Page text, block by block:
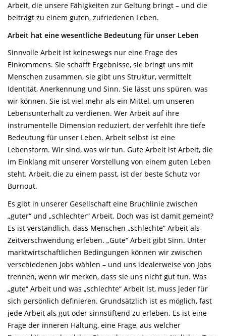
Arbeit, die unsere Fähigkeiten zur Geltung bringt – und die
beiträgt zu einem guten, zufriedenen Leben.
Arbeit hat eine wesentliche Bedeutung für unser Leben
Sinnvolle Arbeit ist keineswegs nur eine Frage des
Einkommens. Sie schafft Ergebnisse, sie bringt uns mit
Menschen zusammen, sie gibt uns Struktur, vermittelt
Identität, Anerkennung und Sinn. Sie lässt uns spüren, was
wir können. Sie ist viel mehr als ein Mittel, um unseren
Lebensunterhalt zu verdienen. Wer Arbeit auf ihre
instrumentelle Dimension reduziert, der verfehlt ihre tiefe
Bedeutung für unser Leben. Arbeit selbst ist eine
Lebensform. Wir sind, was wir tun. Gute Arbeit ist Arbeit, die
im Einklang mit unserer Vorstellung von einem guten Leben
steht. Arbeit, die zu einem passt, ist der beste Schutz vor
Burnout.
Es gibt in unserer Gesellschaft eine Bruchlinie zwischen
„guter“ und „schlechter“ Arbeit. Doch was ist damit gemeint?
Es ist verständlich, dass Menschen „schlechte“ Arbeit als
Zeitverschwendung erleben. „Gute“ Arbeit gibt Sinn. Unter
marktwirtschaftlichen Bedingungen können wir zwischen
verschiedenen Jobs wählen – und uns idealerweise von Jobs
trennen, wenn wir merken, dass sie uns nicht gut tun. Was
„gute“ Arbeit und was „schlechte“ Arbeit ist, muss jeder für
sich persönlich definieren. Grundsätzlich ist es möglich, fast
jede Arbeit als gut oder sinnstiftend zu erleben. Es ist eine
Frage der inneren Haltung, eine Frage, aus welcher